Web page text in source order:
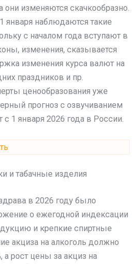
изменяются скачкообразно.
января наблюдаются такие
с началом года вступают в
изменения, сказывается
изменения курса валют на
праздников и пр.
ценообразования уже
прогноз с озвучиванием
с 1 января 2026 года в России.
и табачные изделия
в 2026 году было
о ежегодной индексации
и крепкие спиртные
акциза на алкоголь должно
а рост цены за акциз на